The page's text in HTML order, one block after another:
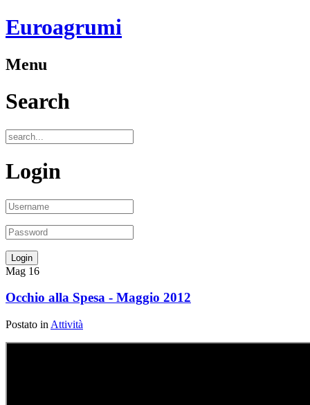
Euroagrumi
Menu
Search
Login
Mag 16
Occhio alla Spesa - Maggio 2012
Postato in Attività